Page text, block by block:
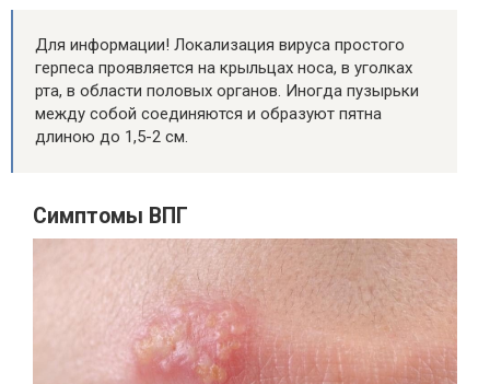
Для информации! Локализация вируса простого
герпеса проявляется на крыльцах носа, в уголках
рта, в области половых органов. Иногда пузырьки
между собой соединяются и образуют пятна
длиною до 1,5-2 см.
Симптомы ВПГ